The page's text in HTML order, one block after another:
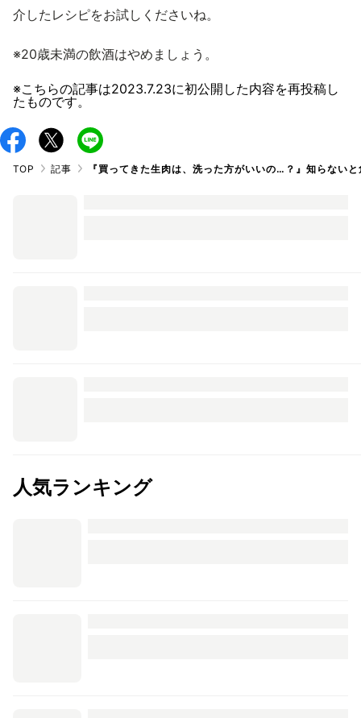
介したレシピをお試しくださいね。
※20歳未満の飲酒はやめましょう。
※こちらの記事は2023.7.23に初公開した内容を再投稿し
たものです。
TOP 記事 『買ってきた生肉は、洗った方がいいの…？』知らない
人気ランキング